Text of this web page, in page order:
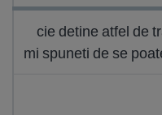
cie detine atfel de
mi spuneti de se